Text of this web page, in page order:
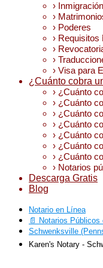
› Inmigración
›
› Poderes
› Requisitos
›
›
› Visa para
¿Cuánto cobra
› ¿Cuánto
› ¿Cuánto
› ¿Cuánto
› ¿Cuánto
› ¿Cuánto
› ¿Cuánto
› ¿Cuánto
› Notarios
Descarga Gratis
Blog
Notario en Línea
📄 Notarios
Schwenksville
Karen's Notary -